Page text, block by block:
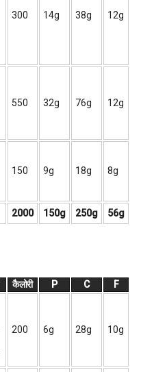
300 14g 38g 12g
550 32g 76g 12g
150 9g 18g 8g
2000 150g 250g 56g
कैलोरी P C F
200 6g 28g 10g